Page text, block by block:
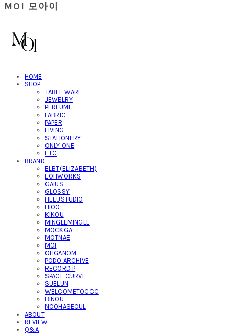
MOI 모아이
HOME
SHOP
TABLE WARE
JEWELRY
PERFUME
FABRIC
PAPER
LIVING
STATIONERY
ONLY ONE
ETC
BRAND
ELBT(ELIZABETH)
EOHWORKS
GAIUS
GLOSSY
HEEUSTUDIO
HIOO
KIKOU
MINGLEMINGLE
MOCKGA
MOTNAE
MOI
OHGANOM
PODO ARCHIVE
RECORD P
SPACE CURVE
SUELUN
WELCOMETOCCC
BINOU
NOOHASEOUL
ABOUT
REVIEW
Q&A